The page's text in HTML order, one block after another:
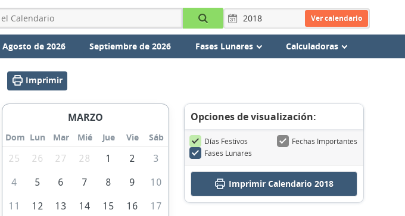
Ver calendario
Agosto de 2026 Septiembre de 2026 Fases Lunares Calculadoras
Imprimir
MARZO
Dom Lun Mar Mié Jue Vie
Sáb
25
26 27 28 1 2 3
4 5 6 7 8 9 10
11 12 13 14 15 16 17
Opciones de visualización:
Días Festivos
Fechas Importantes
Fases Lunares
ImprimirCalendario 2018